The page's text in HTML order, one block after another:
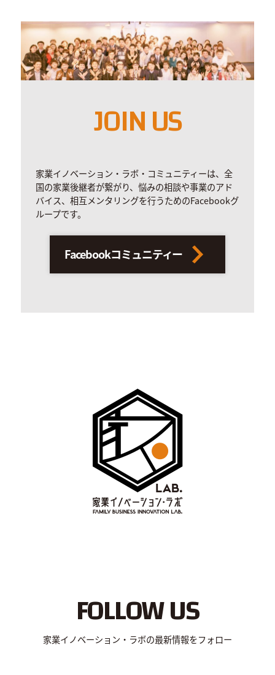
JOIN US
家業イノベーション・ラボ・コミュニティーは、全
国の家業後継者が繋がり、悩みの相談や事業のアド
バイス、相互メンタリングを行うためのFacebookグ
ループです。
Facebookコミュニティー
FOLLOW US
家業イノベーション・ラボの最新情報をフォロー